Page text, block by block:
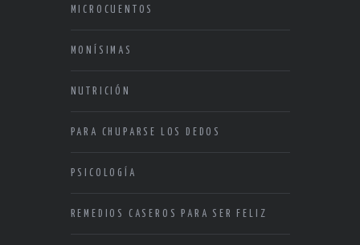
MICROCUENTOS
MONÍSIMAS
NUTRICIÓN
PARA CHUPARSE LOS DEDOS
PSICOLOGÍA
REMEDIOS CASEROS PARA SER FELIZ